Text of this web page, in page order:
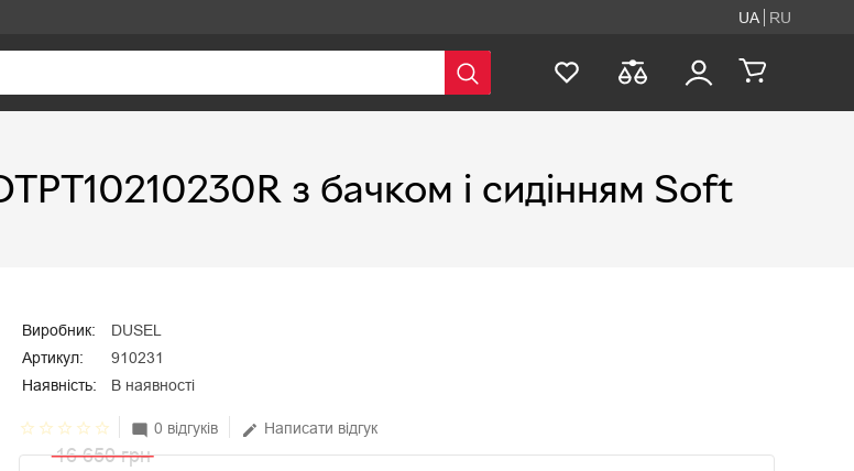
UA RU
з бачком і сидінням Soft
Виробник:
DUSEL
Артикул:
910231
Наявність:
В наявності
star_border star_border star_border star_border star_border mode_comment 0 відгуків edit Написати відгук
16 650 грн